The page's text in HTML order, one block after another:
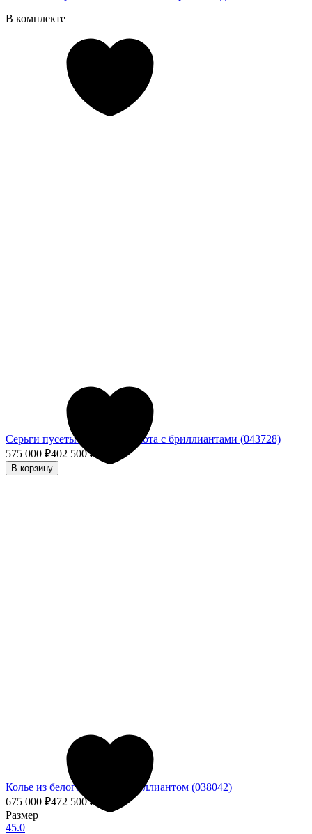
В комплекте
Серьги пусеты из белого золота с бриллиантами (043728)
575 000 ₽402 500₽
В корзину
Колье из белого золота с бриллиантом (038042)
675 000 ₽472 500₽
Размер
45.0